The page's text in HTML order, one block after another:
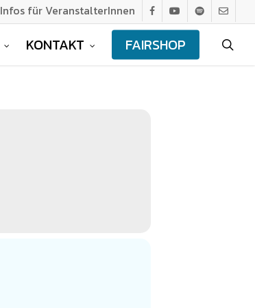
facebook
youtubespotifyemail
Infos für VeranstalterInnen
KONTAKT FAIRSHOP